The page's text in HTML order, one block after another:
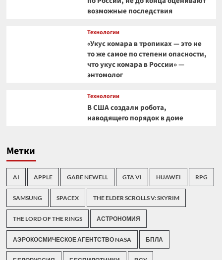
возможные последствия
Технологии
«Укус комара в тропиках — это не
то же самое по степени опасности,
что укус комара в России» —
энтомолог
Технологии
В США создали робота,
наводящего порядок в доме
Метки
AI APPLE GABE NEWELL GTA VI HUAWEI RPG
SAMSUNG SPACEX THE ELDER SCROLLS V: SKYRIM
THE LORD OF THE RINGS АСТРОНОМИЯ
АЭРОКОСМИЧЕСКОЕ АГЕНТСТВО NASA БПЛА